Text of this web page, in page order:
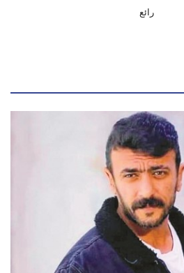
رائع